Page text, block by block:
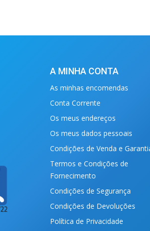
A MINHA CONTA
As minhas encomendas
Conta Corrente
Os meus endereços
Os meus dados pessoais
Condições de Venda e
Termos e Condições de
Fornecimento
Condições de Segurança
Condições de Devoluções
Política de Privacidade